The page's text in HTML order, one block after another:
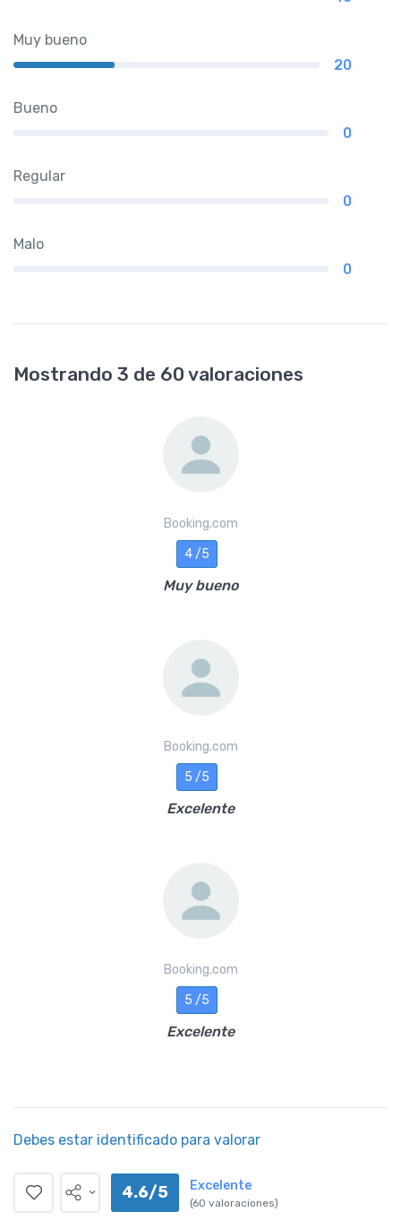
Muy bueno
20
Bueno
0
Regular
0
Malo
0
Mostrando 3 de 60 valoraciones
Booking.com
4 /5
Muy bueno
Booking.com
5 /5
Excelente
Booking.com
5 /5
Excelente
Debes estar identificado para valorar
4.6/5 Excelente
(60 valoraciones)